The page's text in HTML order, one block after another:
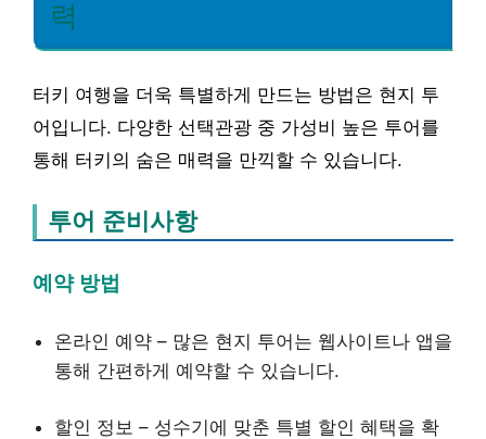
력
터키 여행을 더욱 특별하게 만드는 방법은 현지 투
어입니다. 다양한 선택관광 중 가성비 높은 투어를
통해 터키의 숨은 매력을 만끽할 수 있습니다.
투어 준비사항
예약 방법
온라인 예약 – 많은 현지 투어는 웹사이트나 앱을
통해 간편하게 예약할 수 있습니다.
할인 정보 – 성수기에 맞춘 특별 할인 혜택을 확